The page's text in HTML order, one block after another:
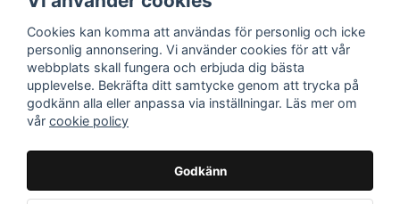
Glömt lösenord?
Kundtjänst
Guider
email
Mejladress
Bli medlem i vårt nyhetsbrev och ta del av våra nyheter och
Cookies kan komma att användas för personlig och icke
personlig annonsering. Vi använder cookies för att vår
webbplats skall fungera och erbjuda dig bästa
upplevelse. Bekräfta ditt samtycke genom att trycka på
godkänn alla eller anpassa via inställningar. Läs mer om
vår cookie policy
Godkänn